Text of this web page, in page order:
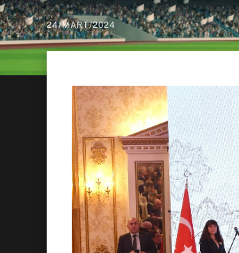
24/MART/2024